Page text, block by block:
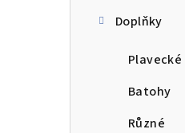
Doplňky
Batohy
Různé